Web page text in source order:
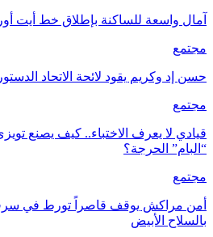
آمال واسعة للساكنة بإطلاق خط أيت
مجتمع
حسن إد وكريم يقود لائحة الاتحاد
مجتمع
قيادي لا يعرف الاختباء.. كيف يصنع
“البام” الحرجة؟
مجتمع
أمن مراكش يوقف قاصراً تورط في
بالسلاح الأبيض